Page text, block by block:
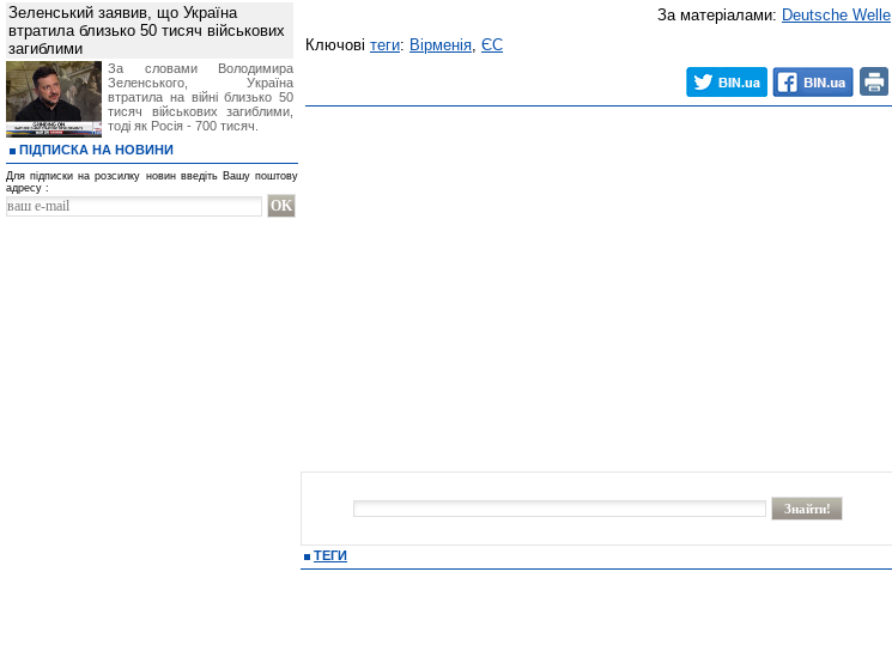
За матеріалами: Deutsche Welle
Ключові теги: Вірменія, ЄС
ТЕГИ
Зеленський заявив, що Україна
втратила близько 50 тисяч військових
загиблими
За словами Володимира
Зеленського, Україна
втратила на війні близько 50
тисяч військових загиблими,
тоді як Росія - 700 тисяч.
ПІДПИСКА НА НОВИНИ
Для підписки на розсилку новин введіть Вашу поштову
адресу :